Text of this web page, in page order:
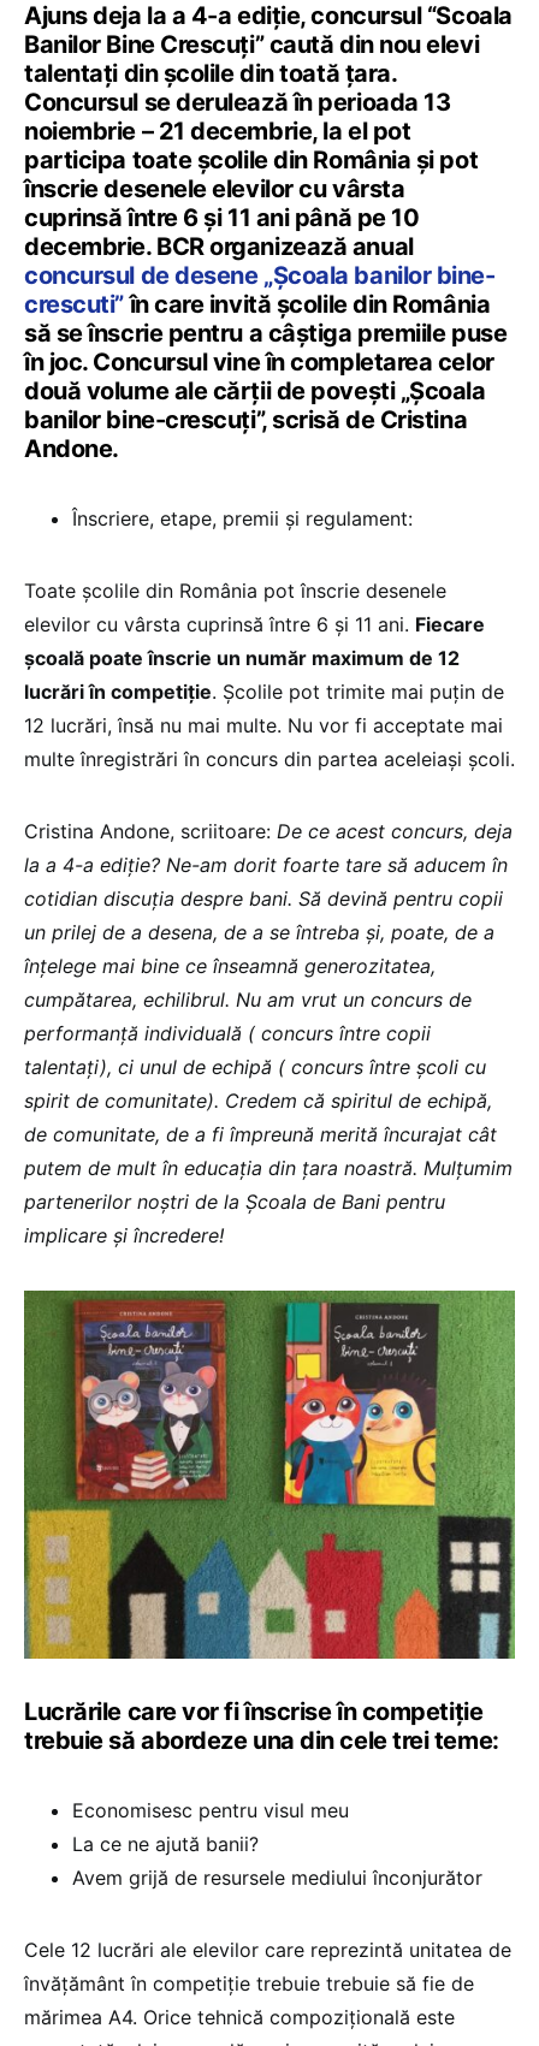
Ajuns deja la a 4-a ediție, concursul “Scoala
Banilor Bine Crescuți” caută din nou elevi
talentați din școlile din toată țara.
Concursul se derulează în perioada 13
noiembrie – 21 decembrie, la el pot
participa toate școlile din România și pot
înscrie desenele elevilor cu vârsta
cuprinsă între 6 și 11 ani până pe 10
decembrie. BCR organizează anual
concursul de desene „Școala banilor bine-
crescuti”în care invită școlile din România
să se înscrie pentru a câștiga premiile puse
în joc. Concursul vine în completarea celor
două volume ale cărții de povești „Școala
banilor bine-crescuți”, scrisă de Cristina
Andone.
Înscriere, etape, premii și regulament:
Toate școlile din România pot înscrie desenele
elevilor cu vârsta cuprinsă între 6 și 11 ani. Fiecare
școală poate înscrie un număr maximum de 12
lucrări în competiție. Școlile pot trimite mai puțin de
12 lucrări, însă nu mai multe. Nu vor fi acceptate mai
multe înregistrări în concurs din partea aceleiași școli.
Cristina Andone, scriitoare: De ce acest concurs, deja
la a 4-a ediție? Ne-am dorit foarte tare să aducem în
cotidian discuția despre bani. Să devină pentru copii
un prilej de a desena, de a se întreba și, poate, de a
înțelege mai bine ce înseamnă generozitatea,
cumpătarea, echilibrul. Nu am vrut un concurs de
performanță individuală ( concurs între copii
talentați), ci unul de echipă ( concurs între școli cu
spirit de comunitate). Credem că spiritul de echipă,
de comunitate, de a fi împreună merită încurajat cât
putem de mult în educația din țara noastră. Mulțumim
partenerilor noștri de la Școala de Bani pentru
implicare și încredere!
Lucrările care vor fi înscrise în competiție
trebuie să abordeze una din cele trei teme:
Economisesc pentru visul meu
La ce ne ajută banii?
Avem grijă de resursele mediului înconjurător
Cele 12 lucrări ale elevilor care reprezintă unitatea de
învățământ în competiție trebuie trebuie să fie de
mărimea A4. Orice tehnică compoziţională este